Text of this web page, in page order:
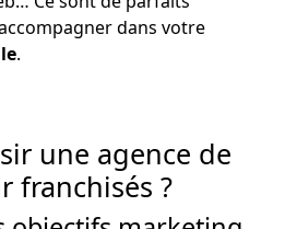
dans votre
.
une agence de
franchisés ?